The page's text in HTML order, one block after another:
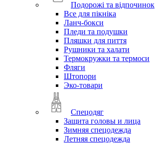
Подорожі та відпочинок
Все для пікніка
Ланч-бокси
Пледи та подушки
Пляшки для пиття
Рушники та халати
Термокружки та термоси
Фляги
Штопори
Эко-товари
Спецодяг
Защита головы и лица
Зимняя спецодежда
Летняя спецодежда